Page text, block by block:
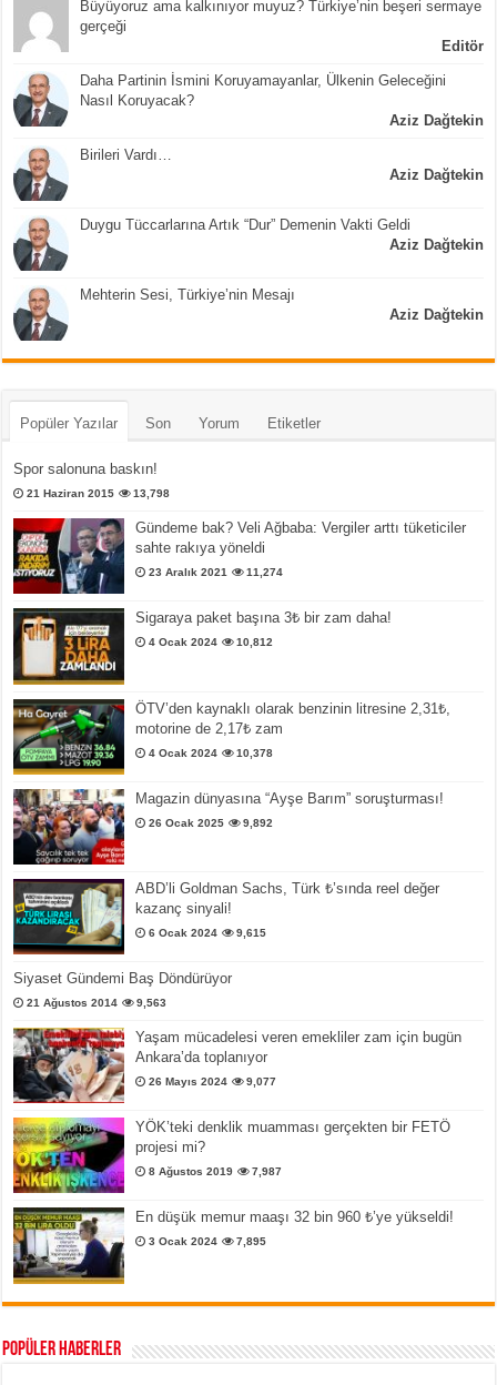
Büyüyoruz ama kalkınıyor muyuz? Türkiye’nin beşeri sermaye
gerçeği
Editör
Daha Partinin İsmini Koruyamayanlar, Ülkenin Geleceğini
Nasıl Koruyacak?
Aziz Dağtekin
Birileri Vardı…
Aziz Dağtekin
Duygu Tüccarlarına Artık “Dur” Demenin Vakti Geldi
Aziz Dağtekin
Mehterin Sesi, Türkiye’nin Mesajı
Aziz Dağtekin
Popüler Yazılar Son Yorum Etiketler
Spor salonuna baskın!
21 Haziran 2015 13,798
Gündeme bak? Veli Ağbaba: Vergiler arttı tüketiciler
sahte rakıya yöneldi
23 Aralık 2021 11,274
Sigaraya paket başına 3₺ bir zam daha!
4 Ocak 2024 10,812
ÖTV’den kaynaklı olarak benzinin litresine 2,31₺,
motorine de 2,17₺ zam
4 Ocak 2024 10,378
Magazin dünyasına “Ayşe Barım” soruşturması!
26 Ocak 2025 9,892
ABD’li Goldman Sachs, Türk ₺’sında reel değer
kazanç sinyali!
6 Ocak 2024 9,615
Siyaset Gündemi Baş Döndürüyor
21 Ağustos 2014 9,563
Yaşam mücadelesi veren emekliler zam için bugün
Ankara’da toplanıyor
26 Mayıs 2024 9,077
YÖK’teki denklik muamması gerçekten bir FETÖ
projesi mi?
8 Ağustos 2019 7,987
En düşük memur maaşı 32 bin 960 ₺’ye yükseldi!
3 Ocak 2024 7,895
Popüler Haberler